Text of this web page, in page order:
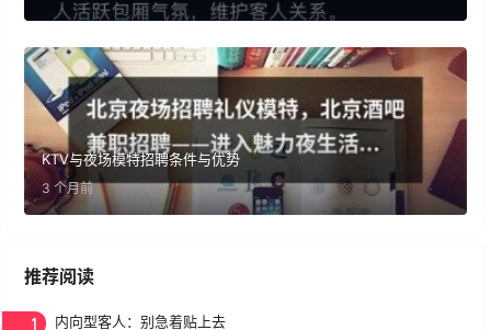
KTV与夜场模特招聘条件与优势
3 个月前
推荐阅读
1 内向型客人：别急着贴上去